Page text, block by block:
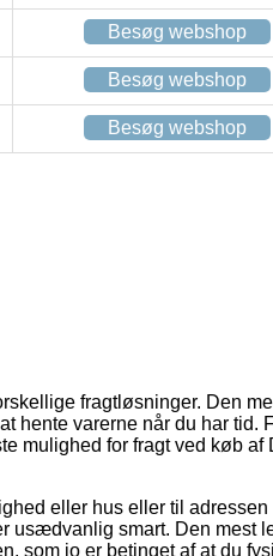
Besøg webshop
Besøg webshop
Besøg webshop
fragtløsninger. Den
hente varerne når du har tid.
mulighed for fragt ved køb af
eller hus eller til adressen
usædvanlig smart. Den mest
som jo er betinget af at du